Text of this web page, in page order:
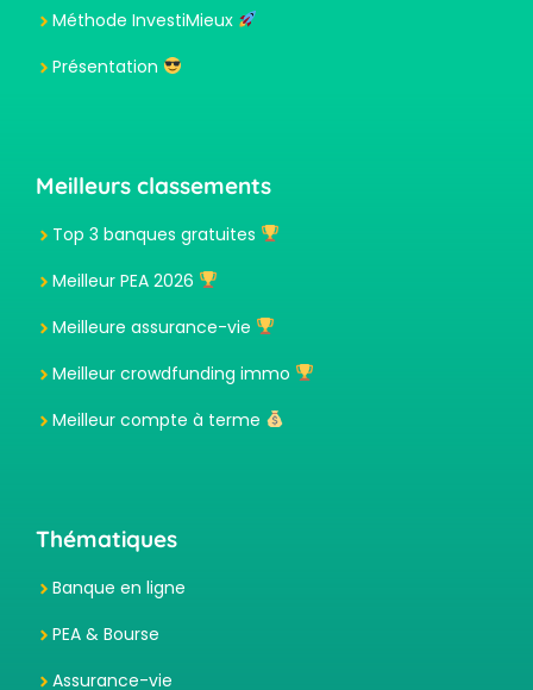
Méthode InvestiMieux
Présentation
Meilleurs classements
Top 3 banques gratuites
Meilleur PEA 2026
Meilleure assurance-vie
Meilleur crowdfunding immo
Meilleur compte à terme
Thématiques
Banque en ligne
PEA & Bourse
Assurance-vie